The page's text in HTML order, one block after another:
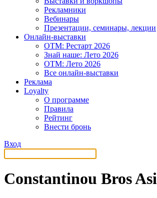
Рекламники
Вебинары
Презентации, семинары, лекции
Онлайн-выставки
OTM: Рестарт 2026
Знай наше: Лето 2026
OTM: Лето 2026
Все онлайн-выставки
Реклама
Loyalty
О программе
Правила
Рейтинг
Внести бронь
Вход
Constantinou Bros